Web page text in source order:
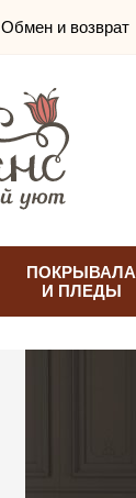
Обмен и возврат
ПОКРЫВАЛА
И ПЛЕДЫ